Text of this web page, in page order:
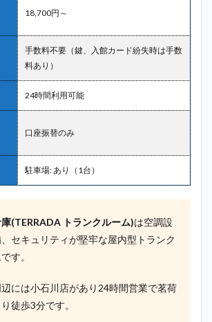
18,700円～
手数料不要（鍵、入館カード紛失時は手数
料あり）
24時間利用可能
口座振替のみ
駐車場: あり（1台）
(TERRADA トランクルーム)は空調設
セキュリティが堅牢な屋内型トランク
す。
には小石川店があり24時間営業で茗荷
徒歩3分です。